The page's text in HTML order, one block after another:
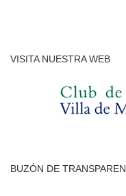
VISITA NUESTRA WEB
BUZÓN DE